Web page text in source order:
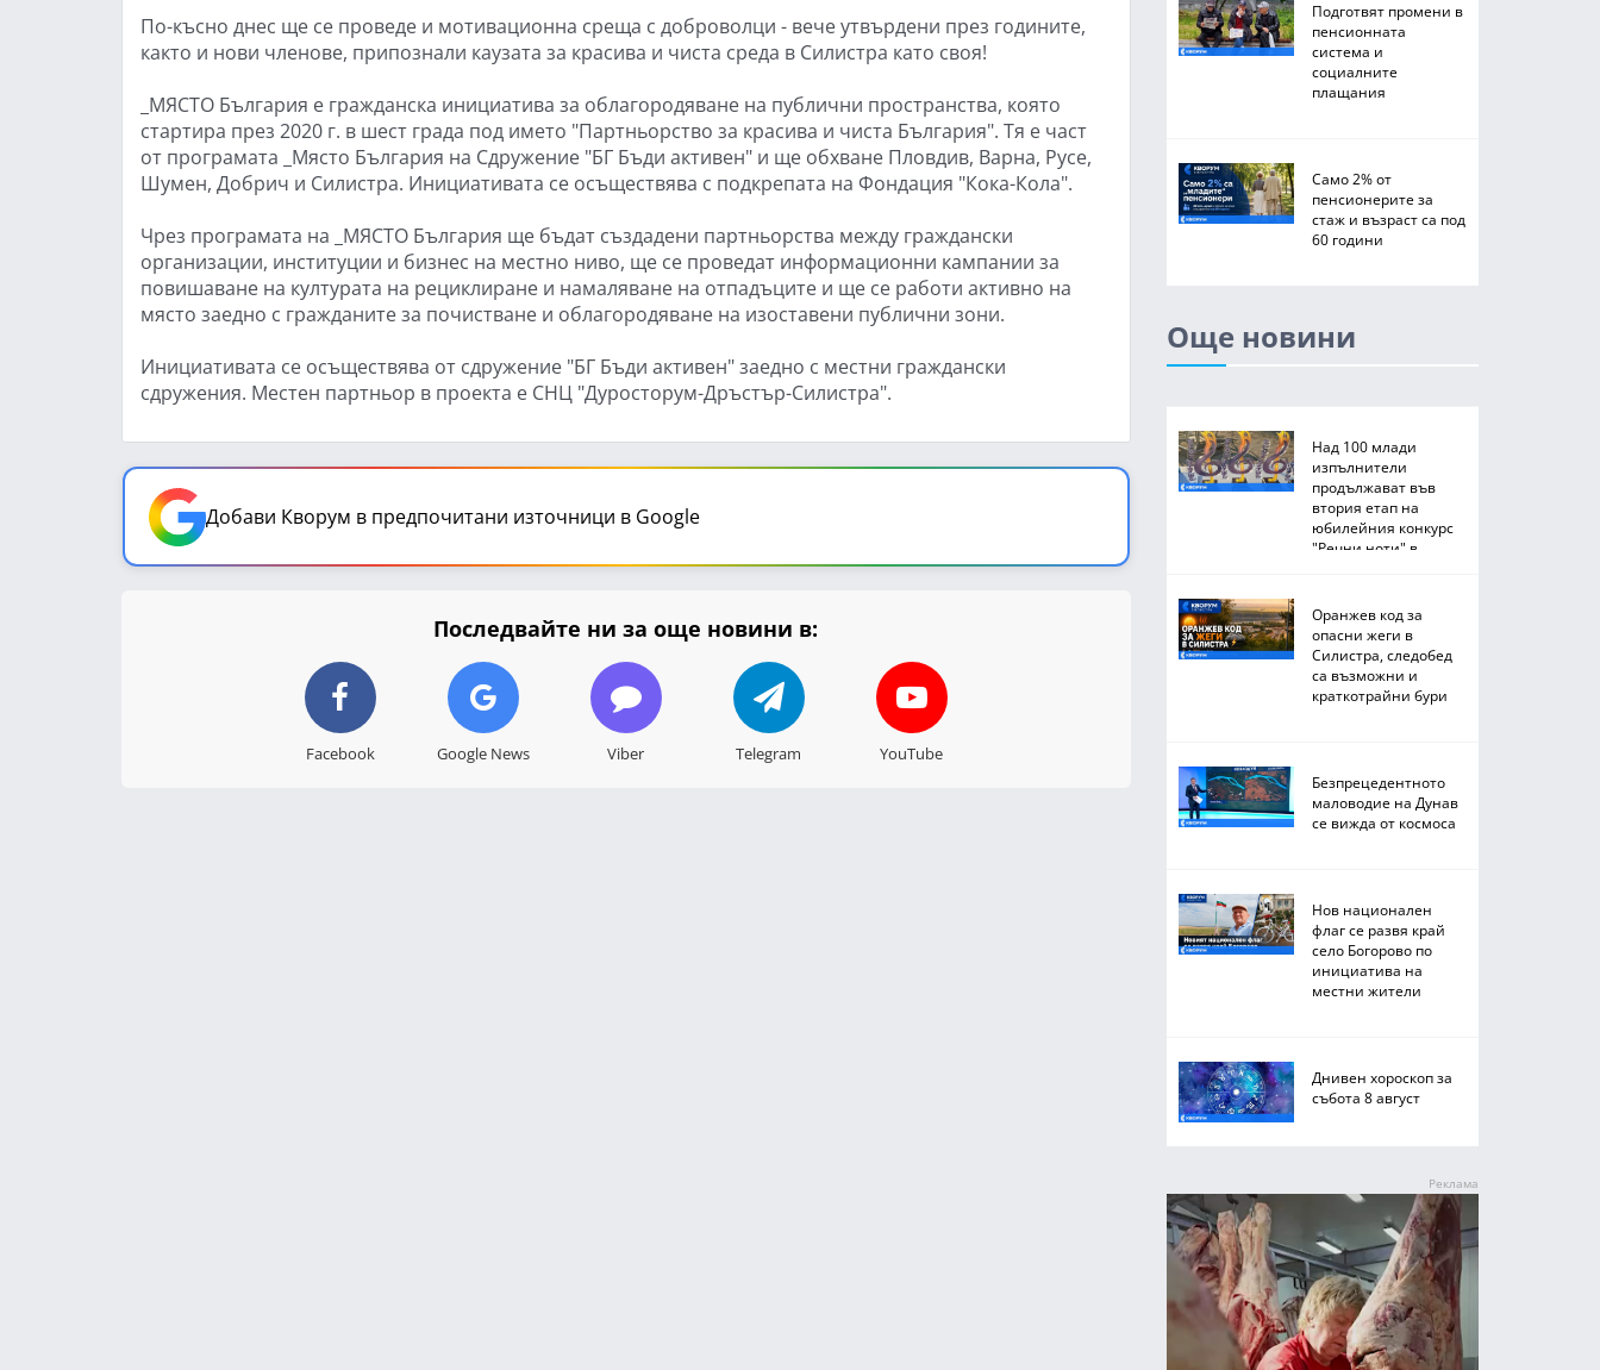
По-късно днес ще се проведе и мотивационна среща с доброволци - вече утвърдени през годините,
както и нови членове, припознали каузата за красива и чиста среда в Силистра като своя!
_МЯСТО България е гражданска инициатива за облагородяване на публични пространства, която
стартира през 2020 г. в шест града под името "Партньорство за красива и чиста България". Тя е част
от програмата _Място България на Сдружение "БГ Бъди активен" и ще обхване Пловдив, Варна, Русе,
Шумен, Добрич и Силистра. Инициативата се осъществява с подкрепата на Фондация "Кока-Кола".
Чрез програмата на _МЯСТО България ще бъдат създадени партньорства между граждански
организации, институции и бизнес на местно ниво, ще се проведат информационни кампании за
повишаване на културата на рециклиране и намаляване на отпадъците и ще се работи активно на
място заедно с гражданите за почистване и облагородяване на изоставени публични зони.
Инициативата се осъществява от сдружение "БГ Бъди активен" заедно с местни граждански
сдружения. Местен партньор в проекта е СНЦ "Дуросторум-Дръстър-Силистра".
Добави Кворум в предпочитани източници в Google
Последвайте ни за още новини в:
Facebook Google News Viber Telegram YouTube
Подготвят промени в
пенсионната
система и
социалните
плащания
Само 2% от
пенсионерите за
стаж и възраст са под
60 години
Още новини
Над 100 млади
изпълнители
продължават във
втория етап на
юбилейния конкурс
"Речни ноти" в
Оранжев код за
опасни жеги в
Силистра, следобед
са възможни и
краткотрайни бури
Безпрецедентното
маловодие на Дунав
се вижда от космоса
Нов национален
флаг се развя край
село Богорово по
инициатива на
местни жители
Днивен хороскоп за
събота 8 август